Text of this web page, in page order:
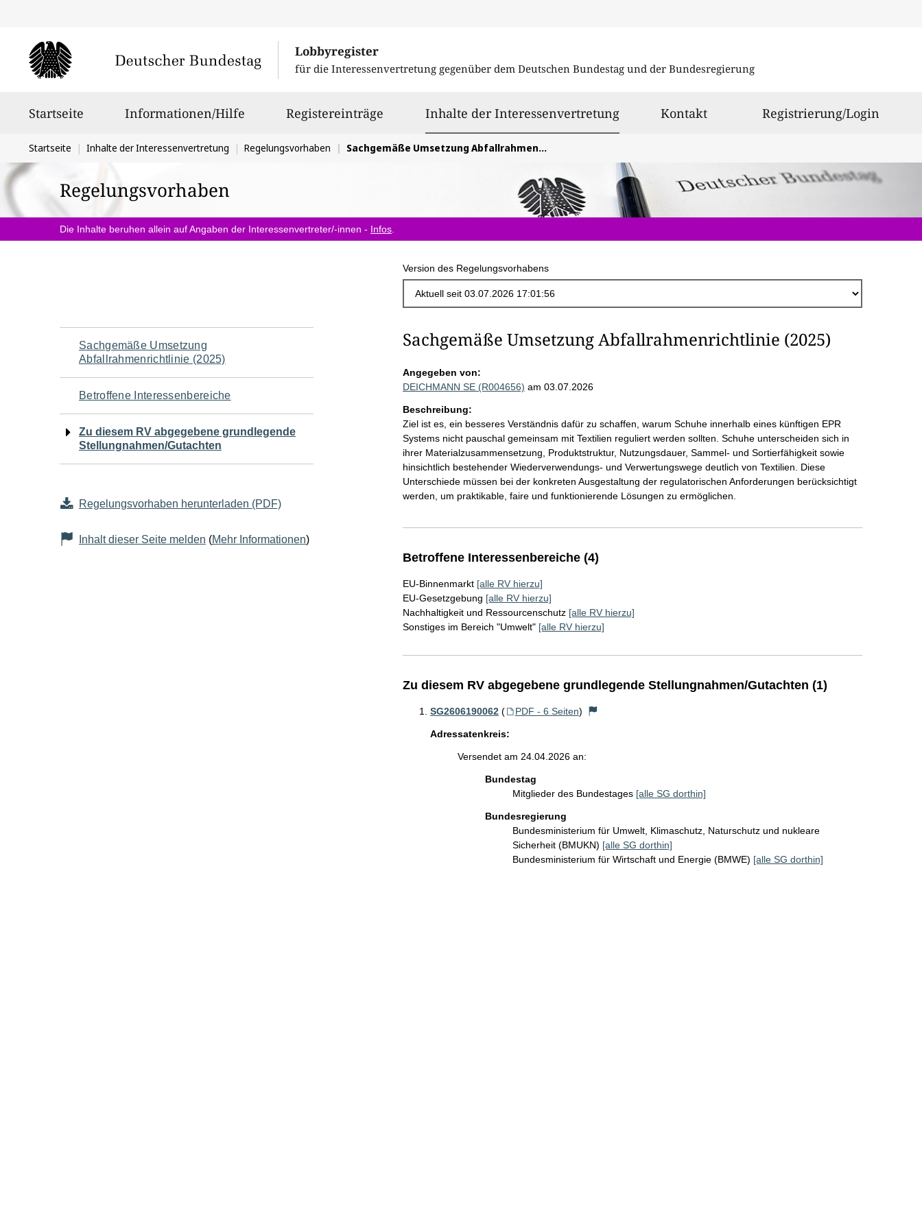
Lobbyregister
für die Interessenvertretung gegenüber dem Deutschen Bundestag und der Bundesregierung
Startseite Informationen/Hilfe Registereinträge Inhalte der Interessenvertretungausgewählt
Kontakt Registrierung/Login
Sie
befinden
sich
hier:
Startseite Inhalte der Interessenvertretung Regelungsvorhaben Sachgemäße Umsetzung Abfallrahmenrichtlinie (2025)
Regelungsvorhaben
Die Inhalte beruhen allein auf Angaben der Interessenvertreter/-innen - Infos
Version des Regelungsvorhabens
Navigation
für
den
Seiteninhalt
Sachgemäße Umsetzung
Abfallrahmenrichtlinie (2025)
Betroffene Interessenbereiche
Zu diesem RV abgegebene grundlegende
Stellungnahmen/Gutachten
Regelungsvorhaben herunterladen (PDF)
Inhalt dieser Seite melden (Mehr Informationen)
Sachgemäße Umsetzung Abfallrahmenrichtlinie (2025)
Angegeben von:
DEICHMANN SE (R004656) am 03.07.2026
Beschreibung:
Ziel ist es, ein besseres Verständnis dafür zu schaffen, warum Schuhe innerhalb eines künftigen EPR
Systems nicht pauschal gemeinsam mit Textilien reguliert werden sollten. Schuhe unterscheiden sich in
ihrer Materialzusammensetzung, Produktstruktur, Nutzungsdauer, Sammel- und Sortierfähigkeit sowie
hinsichtlich bestehender Wiederverwendungs- und Verwertungswege deutlich von Textilien. Diese
Unterschiede müssen bei der konkreten Ausgestaltung der regulatorischen Anforderungen berücksichtigt
werden, um praktikable, faire und funktionierende Lösungen zu ermöglichen.
Betroffene Interessenbereiche (4)
EU-Binnenmarkt [alle RV hierzu]
EU-Gesetzgebung [alle RV hierzu]
Nachhaltigkeit und Ressourcenschutz [alle RV hierzu]
Sonstiges im Bereich "Umwelt" [alle RV hierzu]
Zu diesem RV abgegebene grundlegende Stellungnahmen/Gutachten (1)
SG2606190062 ( PDF - 6 Seiten)
Adressatenkreis:
Versendet am 24.04.2026 an:
Bundestag
Mitglieder des Bundestages [alle SG dorthin]
Bundesregierung
Bundesministerium für Umwelt, Klimaschutz, Naturschutz und nukleare
Sicherheit (BMUKN) [alle SG dorthin]
Bundesministerium für Wirtschaft und Energie (BMWE) [alle SG dorthin]